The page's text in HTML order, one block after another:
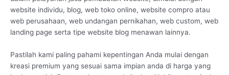
website individu, blog, web toko online, website compro atau
web perusahaan, web undangan pernikahan, web custom, web
landing page serta tipe website blog menawan lainnya.
Pastilah kami paling pahami kepentingan Anda mulai dengan
kreasi premium yang sesuai sama impian anda di harga yang